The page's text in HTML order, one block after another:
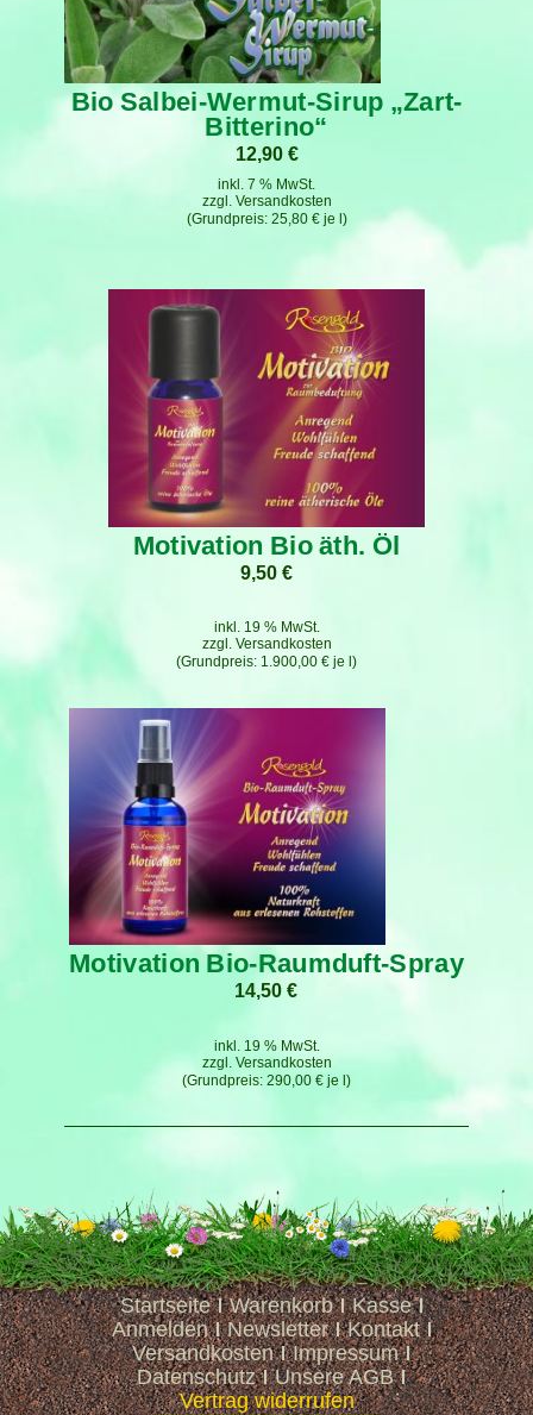
Bio Salbei-Wermut-Sirup „Zart-
Bitterino“
12,90 €
25,80 €je l
inkl. 7 % MwSt.
zzgl. Versandkosten
Motivation Bio äth. Öl
9,50 €
1.900,00 € je
inkl. 19 % MwSt.
zzgl. Versandkosten
Motivation Bio-Raumduft-Spray
14,50€
290,00 €je l
inkl. 19 % MwSt.
zzgl. Versandkosten
Startseite Warenkorb
Kasse
Anmelden
Newsletter
Kontakt
Versandkosten
Impressum
Datenschutz
Unsere AGB
Vertrag widerrufen